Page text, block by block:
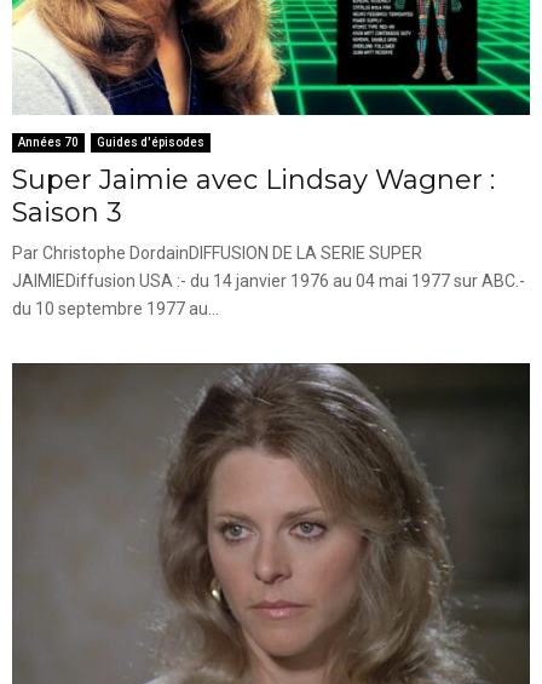
Années 70 Guides d'épisodes
Super Jaimie avec Lindsay Wagner :
Saison 3
Par Christophe DordainDIFFUSION DE LA SERIE SUPER
JAIMIEDiffusion USA :- du 14 janvier 1976 au 04 mai 1977 sur ABC.-
du 10 septembre 1977 au...